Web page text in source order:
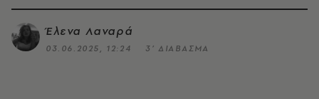
Έλενα Λαναρά
03.06.2025, 12:24 3’ ΔΙΑΒΑΣΜΑ